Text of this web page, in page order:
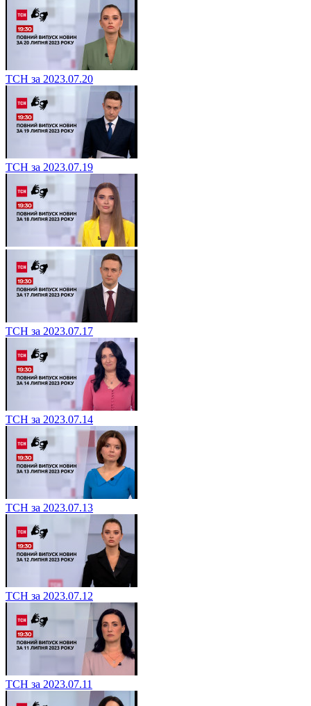
ТСН за 2023.07.20
ТСН за 2023.07.19
ТСН за 2023.07.17
ТСН за 2023.07.14
ТСН за 2023.07.13
ТСН за 2023.07.12
ТСН за 2023.07.11